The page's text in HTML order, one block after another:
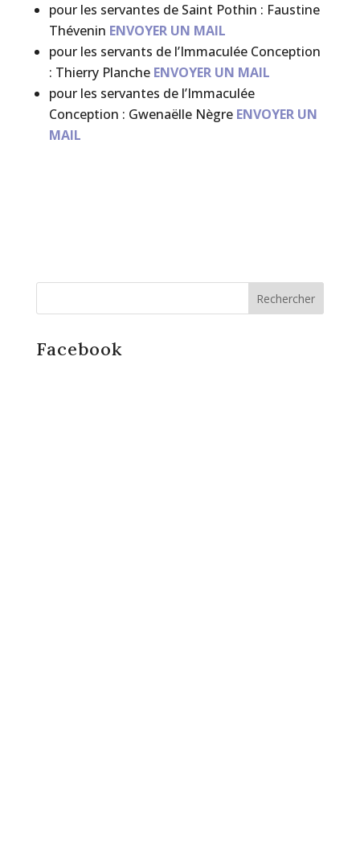
pour les servantes de Saint Pothin : Faustine
Thévenin ENVOYER UN MAIL
pour les servants de l’Immaculée Conception
: Thierry Planche ENVOYER UN MAIL
pour les servantes de l’Immaculée
Conception : Gwenaëlle Nègre ENVOYER UN
MAIL
Facebook